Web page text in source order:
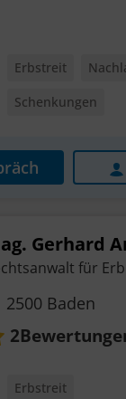
Erbstreit
Schenkungen
Gerhard
für
2500 Baden
2
Erbstreit